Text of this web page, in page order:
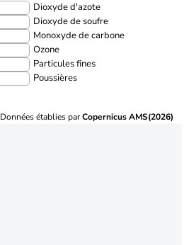
Dioxyde d'azote
Dioxyde de soufre
Monoxyde de carbone
Ozone
Particules fines
Poussières
Données établies parCopernicus AMS(2026)